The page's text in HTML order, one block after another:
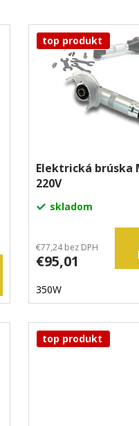
top produkt
Elektrická brúska
220V
skladom
€77,24 bez DPH
€95,01
350W
top produkt